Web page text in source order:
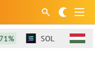
SOL 77,27$